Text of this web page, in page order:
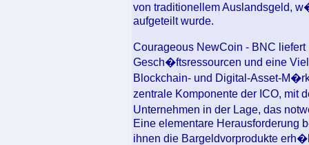
von traditionellem Auslandsgeld,
aufgeteilt wurde.
Courageous NewCoin - BNC
Gesch�ftsressourcen und eine
Blockchain- und Digital-Asset-
zentrale Komponente der ICO, mit
Unternehmen in der Lage, das
Eine elementare Herausforderung
ihnen die Bargeldvorprodukte